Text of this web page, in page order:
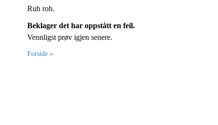
Ruh roh.
Beklager det har oppstått en feil.
Vennligst prøv igjen senere.
Forside »